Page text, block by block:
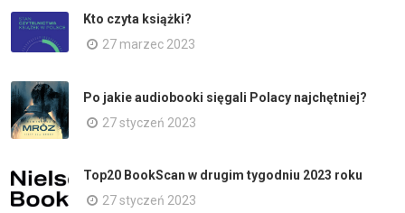
Kto czyta książki?
27 marzec 2023
Po jakie audiobooki sięgali Polacy najchętniej?
27 styczeń 2023
Top20 BookScan w drugim tygodniu 2023 roku
27 styczeń 2023